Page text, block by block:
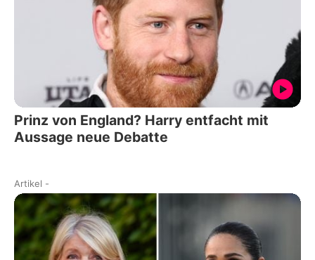
Prinz von England? Harry entfacht mit
Aussage neue Debatte
Artikel -